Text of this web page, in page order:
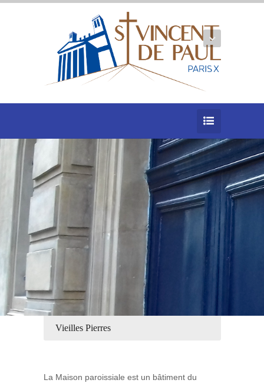
Vieilles Pierres
La Maison paroissiale est un bâtiment du